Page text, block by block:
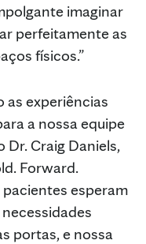
imaginar
perfeitamente as
físicos.”
as experiências
a nossa equipe
Dr. Craig Daniels,
Forward.
pacientes esperam
portas, e nossa